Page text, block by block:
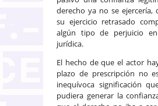
derecho ya no se ejercería,
su ejercicio retrasado
algún tipo de perjuicio
jurídica.
El hecho de que el actor
plazo de prescripción no
inequívoca significación
pudiera generar la